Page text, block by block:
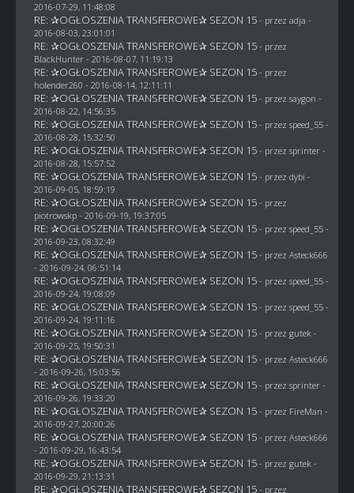
2016-07-29, 11:48:08
RE: ✰OGŁOSZENIA TRANSFEROWE✰ SEZON 15 - przez adja -
2016-08-03, 23:01:01
RE: ✰OGŁOSZENIA TRANSFEROWE✰ SEZON 15 - przez
BlackHunter- 2016-08-07, 11:19:13
RE: ✰OGŁOSZENIA TRANSFEROWE✰ SEZON 15 - przez
holender260 - 2016-08-14, 12:11:11
RE: ✰OGŁOSZENIA TRANSFEROWE✰ SEZON 15 - przez saygon -
2016-08-22, 14:56:35
RE: ✰OGŁOSZENIA TRANSFEROWE✰ SEZON 15 - przez speed_55 -
2016-08-28, 15:32:50
RE: ✰OGŁOSZENIA TRANSFEROWE✰ SEZON 15 - przez sprinter -
2016-08-28, 15:57:52
RE: ✰OGŁOSZENIA TRANSFEROWE✰ SEZON 15 - przez dybi -
2016-09-05, 18:59:19
RE: ✰OGŁOSZENIA TRANSFEROWE✰ SEZON 15 - przez
piotrowskp- 2016-09-19, 19:37:05
RE: ✰OGŁOSZENIA TRANSFEROWE✰ SEZON 15 - przez speed_55 -
2016-09-23, 08:32:49
RE: ✰OGŁOSZENIA TRANSFEROWE✰ SEZON 15 - przez Asteck666
- 2016-09-24, 06:51:14
RE: ✰OGŁOSZENIA TRANSFEROWE✰ SEZON 15 - przez speed_55 -
2016-09-24, 19:08:09
RE: ✰OGŁOSZENIA TRANSFEROWE✰ SEZON 15 - przez speed_55 -
2016-09-24, 19:11:16
RE: ✰OGŁOSZENIA TRANSFEROWE✰ SEZON 15 - przez gutek -
2016-09-25, 19:50:31
RE: ✰OGŁOSZENIA TRANSFEROWE✰ SEZON 15 - przez Asteck666
- 2016-09-26, 15:03:56
RE: ✰OGŁOSZENIA TRANSFEROWE✰ SEZON 15 - przez sprinter -
2016-09-26, 19:33:20
RE: ✰OGŁOSZENIA TRANSFEROWE✰ SEZON 15 - przez FireMan -
2016-09-27, 20:00:26
RE: ✰OGŁOSZENIA TRANSFEROWE✰ SEZON 15 - przez Asteck666
- 2016-09-29, 16:43:54
RE: ✰OGŁOSZENIA TRANSFEROWE✰ SEZON 15 - przez gutek -
2016-09-29, 21:13:31
RE: ✰OGŁOSZENIA TRANSFEROWE✰ SEZON 15 - przez